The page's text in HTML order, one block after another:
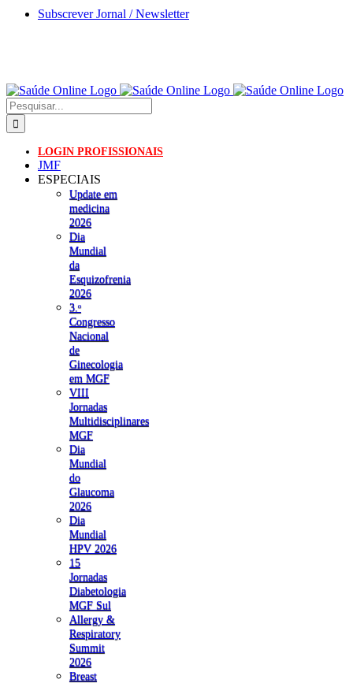
Skip
Subscrever Jornal / Newsletter
Pesquisar
LOGIN PROFISSIONAIS
JMF
ESPECIAIS
Update em
medicina
2026
Dia
Mundial
da
Esquizofrenia
2026
3.ᵒ
Congresso
Nacional
de
Ginecologia
em MGF
VIII
Jornadas
Multidisciplinares
MGF
Dia
Mundial
do
Glaucoma
2026
Dia
Mundial
HPV 2026
15
Jornadas
Diabetologia
MGF Sul
Allergy &
Respiratory
Summit
2026
Breast